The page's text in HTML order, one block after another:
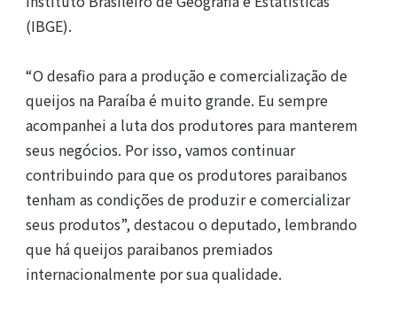
(IBGE).
“O desafio para a produção e comercialização de
queijos na Paraíba é muito grande. Eu sempre
acompanhei a luta dos produtores para manterem
seus negócios. Por isso, vamos continuar
contribuindo para que os produtores paraibanos
tenham as condições de produzir e comercializar
seus produtos”, destacou o deputado, lembrando
que há queijos paraibanos premiados
internacionalmente por sua qualidade.